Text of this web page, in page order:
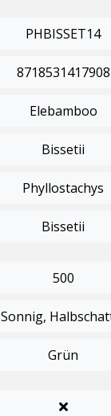
PHBISSET14
8718531417908
Elebamboo
Bissetii
Phyllostachys
Bissetii
500
Sonnig,
Grün